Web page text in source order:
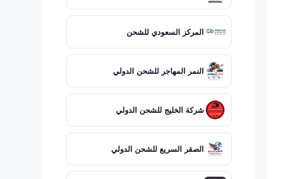
المركز السعودي للشحن
النمر المهاجر للشحن الدولي
شركة الخليج للشحن الدولي
الصقر السريع للشحن الدولي